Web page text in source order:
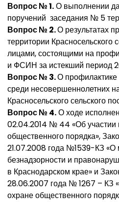
Вопрос № 1.О выполнении
поручений заседания № 5
Вопрос № 2.О результатах
территории Красносельского
лицами, состоящими на
и ФСИН за истекший период
Вопрос № 3.О профилактике
среди несовершеннолетних
Красносельского сельского
Вопрос № 4.О ходе
02.04.2014 № 44 «Об участии
общественного порядка»,
21.07.2008 года №1539-КЗ «О
безнадзорности и
в Краснодарском крае» и
28.06.2007 года № 1267 – КЗ
охране общественного